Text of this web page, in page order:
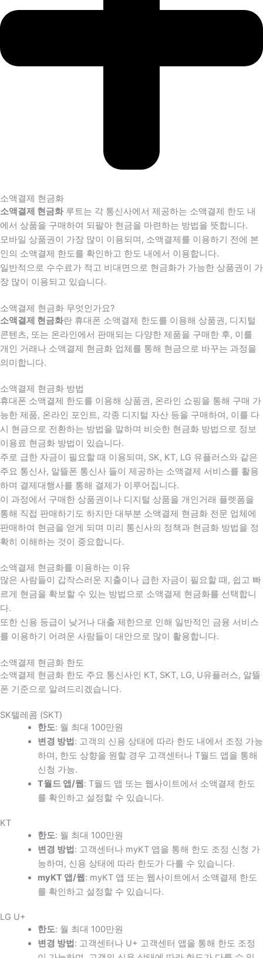
소액결제 현금화
소액결제 현금화루트는 각 통신사에서 제공하는 소액결제 한도 내
에서 상품을 구매하여 되팔아 현금을 마련하는 방법을 뜻합니다.
모바일 상품권이 가장 많이 이용되며, 소액결제를 이용하기 전에 본
인의 소액결제 한도를 확인하고 한도 내에서 이용합니다.
일반적으로 수수료가 적고 비대면으로 현금화가 가능한 상품권이 가
장 많이 이용되고 있습니다.
소액결제 현금화 무엇인가요?
소액결제 현금화란 휴대폰 소액결제 한도를 이용해 상품권, 디지털
콘텐츠, 또는 온라인에서 판매되는 다양한 제품을 구매한 후, 이를
개인 거래나 소액결제 현금화 업체를 통해 현금으로 바꾸는 과정을
의미합니다.
소액결제 현금화 방법
휴대폰 소액결제 한도를 이용해 상품권, 온라인 쇼핑을 통해 구매 가
능한 제품, 온라인 포인트, 각종 디지털 자산 등을 구매하여, 이를 다
시 현금으로 전환하는 방법을 말하며 비슷한 현금화 방법으로 정보
이용료 현금화 방법이 있습니다.
주로 급한 자금이 필요할 때 이용되며, SK, KT, LG 유플러스와 같은
주요 통신사, 알뜰폰 통신사 들이 제공하는 소액결제 서비스를 활용
하며 결제대행사를 통해 결제가 이루어집니다.
이 과정에서 구매한 상품권이나 디지털 상품을 개인거래 플렛폼을
통해 직접 판매하기도 하지만 대부분 소액결제 현금화 전문 업체에
판매하여 현금을 얻게 되며 미리 통신사의 정책과 현금화 방법을 정
확히 이해하는 것이 중요합니다.
소액결제 현금화를 이용하는 이유
많은 사람들이 갑작스러운 지출이나 급한 자금이 필요할 때 , 쉽고 빠
르게 현금을 확보할 수 있는 방법으로 소액결제 현금화를 선택합니
다.
또한 신용 등급이 낮거나 대출 제한으로 인해 일반적인 금융 서비스
를 이용하기 어려운 사람들이 대안으로 많이 활용합니다.
소액결제 현금화 한도
소액결제 현금화 한도 주요 통신사인 KT, SKT, LG, U유플러스, 알뜰
폰 기준으로 알려드리겠습니다.
SK텔레콤 (SKT)
한도: 월 최대 100만원
변경 방법 : 고객의 신용 상태에 따라 한도 내에서 조정 가능
하며, 한도 상향을 원할 경우 고객센터나 T월드 앱을 통해
신청 가능.
T월드 앱/웹 : T월드 앱 또는 웹사이트에서 소액결제 한도
를 확인하고 설정할 수 있습니다.
KT
한도: 월 최대 100만원
변경 방법 : 고객센터나 myKT 앱을 통해 한도 조정 신청 가
능하며, 신용 상태에 따라 한도가 다를 수 있습니다.
myKT 앱/웹 : myKT 앱 또는 웹사이트에서 소액결제 한도
를 확인하고 설정할 수 있습니다.
LG U+
한도: 월 최대 100만원
변경 방법 : 고객센터나 U+ 고객센터 앱을 통해 한도 조정